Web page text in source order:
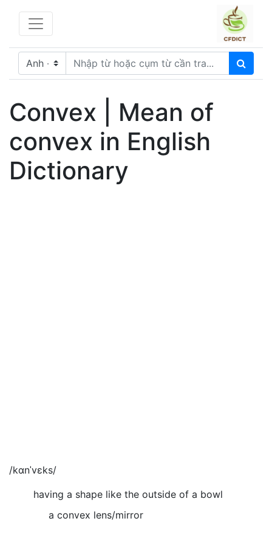
Convex | Mean of
convex in English
Dictionary
/kɑnˈvɛks/
having a shape like the outside of a bowl
a convex lens/mirror